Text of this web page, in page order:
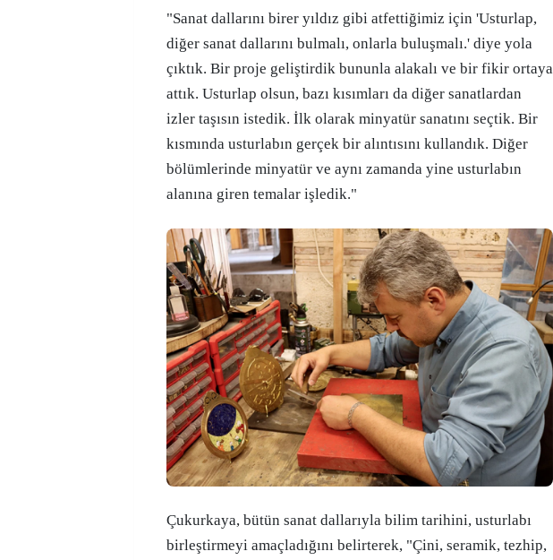
"Sanat dallarını birer yıldız gibi atfettiğimiz için 'Usturlap,
diğer sanat dallarını bulmalı, onlarla buluşmalı.' diye yola
çıktık. Bir proje geliştirdik bununla alakalı ve bir fikir ortaya
attık. Usturlap olsun, bazı kısımları da diğer sanatlardan
izler taşısın istedik. İlk olarak minyatür sanatını seçtik. Bir
kısmında usturlabın gerçek bir alıntısını kullandık. Diğer
bölümlerinde minyatür ve aynı zamanda yine usturlabın
alanına giren temalar işledik."
Çukurkaya, bütün sanat dallarıyla bilim tarihini, usturlabı
birleştirmeyi amaçladığını belirterek, "Çini, seramik, tezhip,